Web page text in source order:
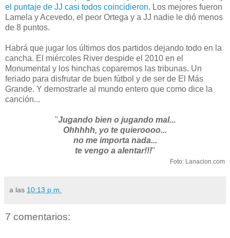
el puntaje de JJ casi todos coincidieron. Los mejores fueron
Lamela y Acevedo, el peor Ortega y a JJ nadie le dió menos
de 8 puntos.
Habrá que jugar los últimos dos partidos dejando todo en la
cancha. El miércoles River despide el 2010 en el
Monumental y los hinchas coparemos las tribunas. Un
feriado para disfrutar de buen fútbol y de ser de El Más
Grande. Y demostrarle al mundo entero que como dice la
canción...
"Jugando bien o jugando mal...
Ohhhhh, yo te quieroooo...
no me importa nada...
te vengo a alentar!!!"
Foto: Lanacion.com
a las 10:13 p.m.
7 comentarios: